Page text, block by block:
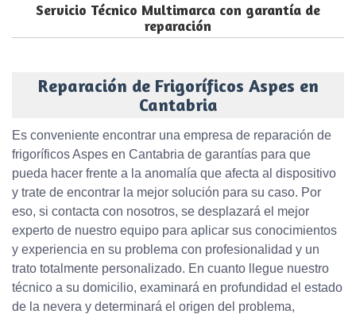
Servicio Técnico Multimarca con garantía de
reparación
Reparación de Frigoríficos Aspes en
Cantabria
Es conveniente encontrar una empresa de reparación de
frigoríficos Aspes en Cantabria de garantías para que
pueda hacer frente a la anomalía que afecta al dispositivo
y trate de encontrar la mejor solución para su caso. Por
eso, si contacta con nosotros, se desplazará el mejor
experto de nuestro equipo para aplicar sus conocimientos
y experiencia en su problema con profesionalidad y un
trato totalmente personalizado. En cuanto llegue nuestro
técnico a su domicilio, examinará en profundidad el estado
de la nevera y determinará el origen del problema,